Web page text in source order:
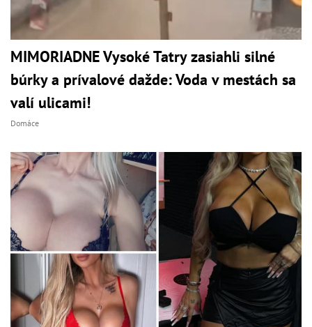
MIMORIADNE Vysoké Tatry zasiahli silné
búrky a prívalové dažde: Voda v mestách sa
valí ulicami!
Domáce